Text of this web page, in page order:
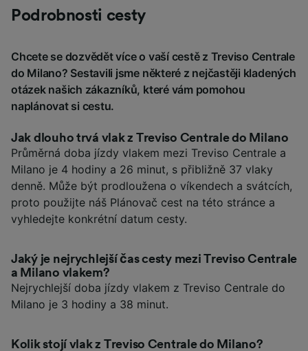
Podrobnosti cesty
Chcete se dozvědět více o vaší cestě z Treviso Centrale
do Milano? Sestavili jsme některé z nejčastěji kladených
otázek našich zákazníků, které vám pomohou
naplánovat si cestu.
Jak dlouho trvá vlak z Treviso Centrale do Milano
Průměrná doba jízdy vlakem mezi Treviso Centrale a
Milano je 4 hodiny a 26 minut, s přibližně 37 vlaky
denně. Může být prodloužena o víkendech a svátcích,
proto použijte náš Plánovač cest na této stránce a
vyhledejte konkrétní datum cesty.
Jaký je nejrychlejší čas cesty mezi Treviso Centrale
a Milano vlakem?
Nejrychlejší doba jízdy vlakem z Treviso Centrale do
Milano je 3 hodiny a 38 minut.
Kolik stojí vlak z Treviso Centrale do Milano?